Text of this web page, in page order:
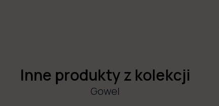
Inne produkty z kolekcji
Gowel